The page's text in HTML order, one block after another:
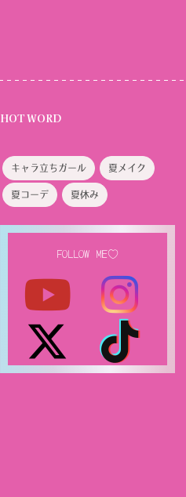
HOT WORD
キャラ立ちガール 夏メイク
夏コーデ 夏休み
FOLLOW ME♡